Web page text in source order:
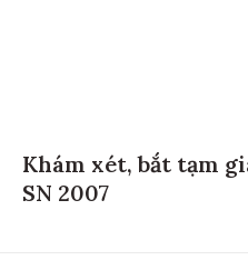
Khám xét, bắt tạm
SN 2007